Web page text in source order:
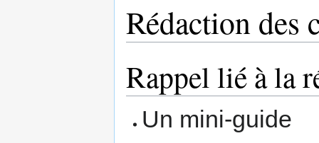
Rédaction des
Rappel lié à la
Un mini-guide